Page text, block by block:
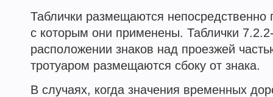
Таблички размещаются непосредственно
с которым они применены. Таблички
расположении знаков над проезжей
тротуаром размещаются сбоку от знака.
В случаях, когда значения временных